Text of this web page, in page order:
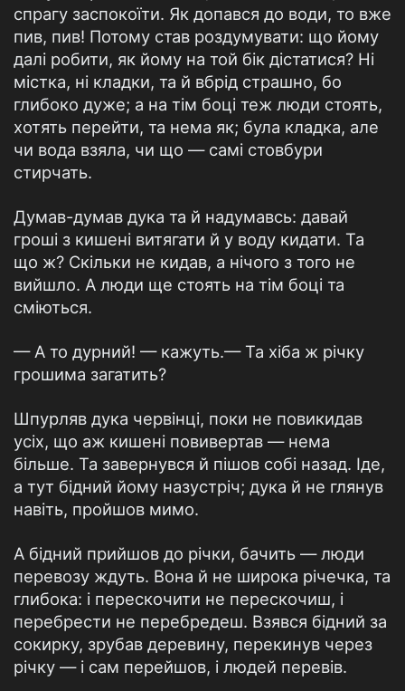
спрагу заспокоїти. Як допався до води, то вже
пив, пив! Потому став роздумувати: що йому
далі робити, як йому на той бік дістатися? Ні
містка, ні кладки, та й вбрід страшно, бо
глибоко дуже; а на тім боці теж люди стоять,
хотять перейти, та нема як; була кладка, але
чи вода взяла, чи що — самі стовбури
стирчать.
Думав-думав дука та й надумавсь: давай
гроші з кишені витягати й у воду кидати. Та
що ж? Скільки не кидав, а нічого з того не
вийшло. А люди ще стоять на тім боці та
сміються.
— А то дурний! — кажуть.— Та хіба ж річку
грошима загатить?
Шпурляв дука червінці, поки не повикидав
усіх, що аж кишені повивертав — нема
більше. Та завернувся й пішов собі назад. Іде,
а тут бідний йому назустріч; дука й не глянув
навіть, пройшов мимо.
А бідний прийшов до річки, бачить — люди
перевозу ждуть. Вона й не широка річечка, та
глибока: і перескочити не перескочиш, і
перебрести не перебредеш. Взявся бідний за
сокирку, зрубав деревину, перекинув через
річку — і сам перейшов, і людей перевів.